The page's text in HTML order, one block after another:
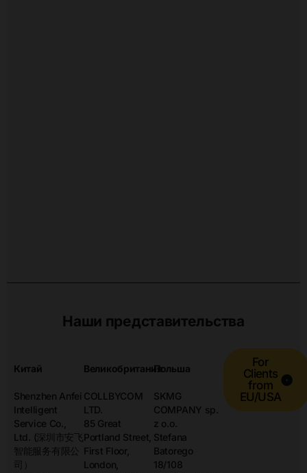
Наши представительства
Китай
Shenzhen Anfei
Intelligent
Service Co.,
Ltd. (深圳市安飞
智能服务有限公
司）
Великобритания
COLLBYCOM
LTD.
85 Great
Portland Street,
First Floor,
London,
Польша
SKMG
COMPANY sp.
z o.o.
Stefana
Batorego
18/108
For
Clients
from
EU/USA